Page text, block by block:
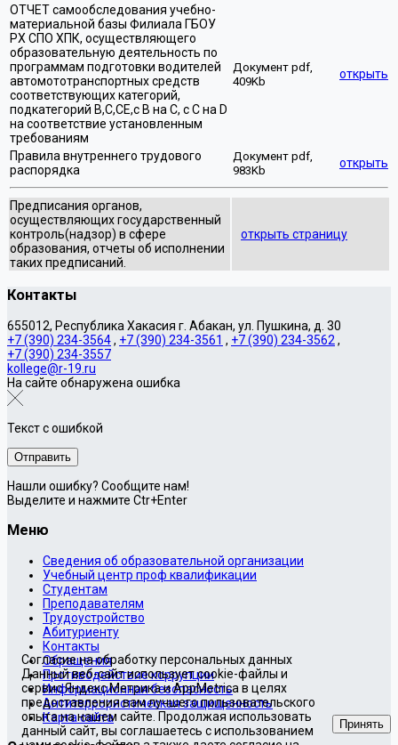
ОТЧЕТ самообследования учебно-
материальной базы Филиала ГБОУ
РХ СПО ХПК, осуществляющего
образовательную деятельность по
программам подготовки водителей
автомототранспортных средств
соответствующих категорий,
подкатегорий B,C,CE,с В на С, с С на D
на соответствие установленным
требованиям
Документ pdf,
409Kb
открыть
Правила внутреннего трудового
распорядка
Документ pdf,
983Kb
открыть
Предписания органов,
осуществляющих государственный
контроль(надзор) в сфере
образования, отчеты об исполнении
таких предписаний.
открыть страницу
Контакты
655012, Республика Хакасия г. Абакан, ул. Пушкина, д. 30
+7 (390) 234-3564, +7 (390) 234-3561 , +7 (390) 234-3562 ,
+7 (390) 234-3557
kollege@r-19.ru
На сайте обнаружена ошибка
Текст с ошибкой
Нашли ошибку? Сообщите нам!
Выделите и нажмите Ctr+Enter
Меню
Сведения об образовательной организации
Учебный центр проф квалификации
Студентам
Преподавателям
Трудоустройство
Абитуриенту
Контакты
Обращения
Противодействие коррупции
Информационная безопасность
Антитеррористическая защищенность
Карта сайта
Согласие на обработку персональных данных
Данный веб-сайт использует cookie-файлы и
сервис Яндекс.Метрика и AppMetrica в целях
предоставления вам лучшего пользовательского
опыта на нашем сайте. Продолжая использовать
данный сайт, вы соглашаетесь с использованием
Принять